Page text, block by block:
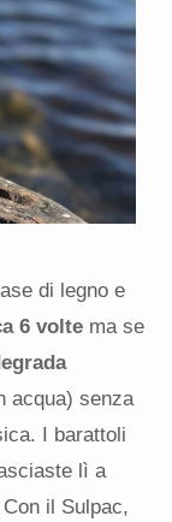
di legno e
6 volte ma se
acqua) senza
I barattoli
lì a
il Sulpac,